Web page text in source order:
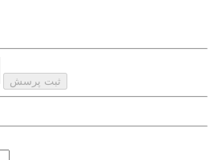
ثبت پرسش